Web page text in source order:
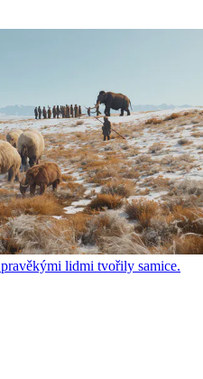
lidmi tvořily samice.